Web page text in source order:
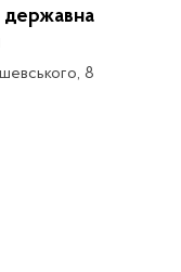
державна
8